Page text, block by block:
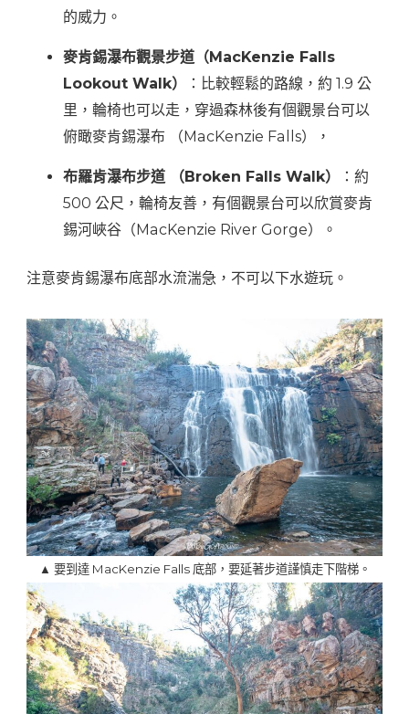
的威力。
麥肯錫瀑布觀景步道（MacKenzie Falls
Lookout Walk）
：比較輕鬆的路線，約 1.9 公
里，輪椅也可以走，穿過森林後有個觀景台可以
俯瞰麥肯錫瀑布 （MacKenzie Falls），
布羅肯瀑布步道 （Broken Falls Walk）
：約
500 公尺，輪椅友善，有個觀景台可以欣賞麥肯
錫河峽谷（MacKenzie River Gorge）。
注意麥肯錫瀑布底部水流湍急，不可以下水遊玩。
▲ 要到達 MacKenzie Falls 底部，要延著步道謹慎走下階梯。